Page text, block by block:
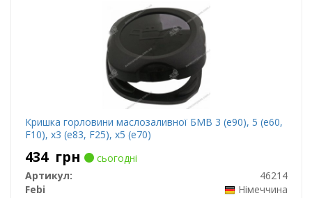
Кришка горловини маслозаливної БМВ 3 (е90), 5 (е60,
F10), x3 (e83, F25), x5 (e70)
434 грн
сьогодні
Артикул:
46214
Febi
Німеччина